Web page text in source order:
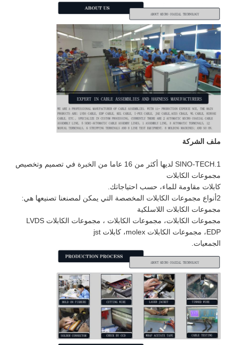
ملف الشركة
1.SINO-TECH لديها أكثر من 16 عاما من الخبرة في تصميم وتخصيص
مجموعات الكابلات
كابلات مقاومة للماء، حسب احتياجاتك.
2أنواع مجموعات الكابلات المخصصة التي يمكن لمصنعنا تصنيعها هي:
مجموعات الكابلات اللاسلكية
مجموعات الكابلات، مجموعات الكابلات ، مجموعات الكابلات LVDS
EDP، مجموعات الكابلات molex، كابلات jst
الجمعيات.